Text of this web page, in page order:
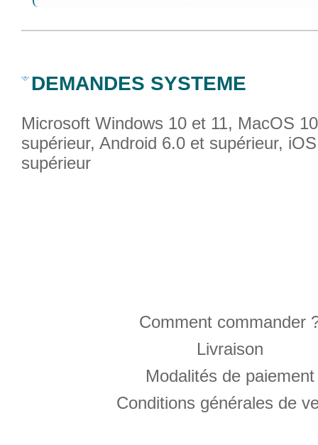
DEMANDES SYSTEME
Microsoft Windows 10 et 11, MacOS
supérieur, Android 6.0 et supérieur,
supérieur
Comment commander
Livraison
Modalités de paiement
Conditions générales de